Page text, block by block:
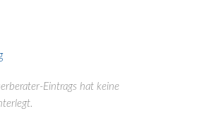
Eintrags hat keine